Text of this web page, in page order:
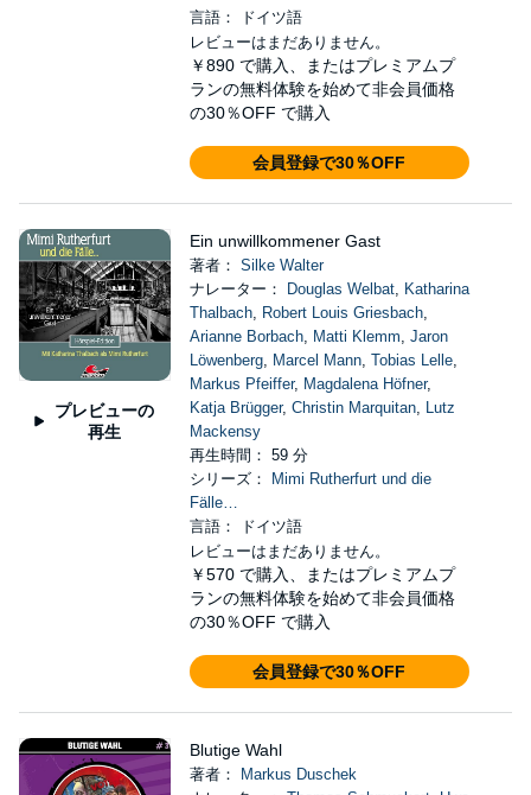
言語： ドイツ語
レビューはまだありません。
￥890 で購入、またはプレミアムプ
ランの無料体験を始めて非会員価格
の30％OFF で購入
会員登録で30％OFF
プレビューの
再生
Ein unwillkommener Gast
著者： Silke Walter
ナレーター：
Douglas Welbat, Katharina
Thalbach, Robert Louis Griesbach,
Arianne Borbach, Matti Klemm, Jaron
Löwenberg, Marcel Mann, Tobias Lelle,
Markus Pfeiffer, Magdalena Höfner,
Katja Brügger, Christin Marquitan, Lutz
Mackensy
再生時間： 59 分
シリーズ：
Mimi Rutherfurt und die
Fälle…
言語： ドイツ語
レビューはまだありません。
￥570 で購入、またはプレミアムプ
ランの無料体験を始めて非会員価格
の30％OFF で購入
会員登録で30％OFF
Blutige Wahl
著者：
Markus Duschek